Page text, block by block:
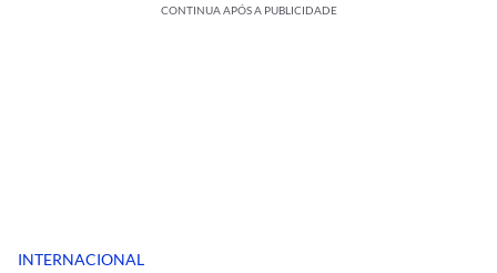
CONTINUA APÓS A PUBLICIDADE
INTERNACIONAL